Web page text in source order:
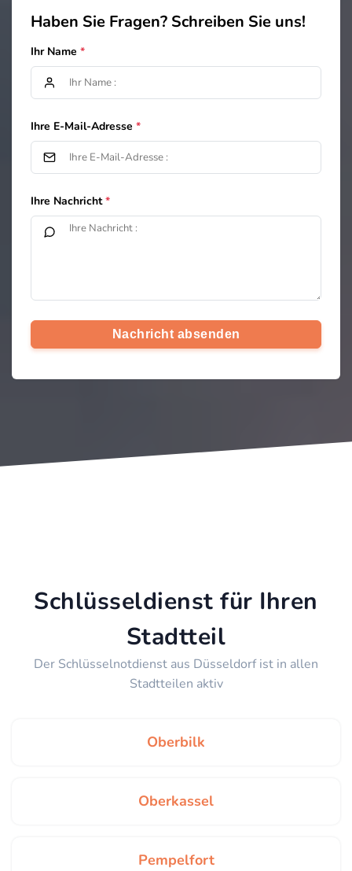
Haben Sie Fragen? Schreiben Sie uns!
Ihr Name
Ihre E-Mail-Adresse
Ihre Nachricht
Nachricht absenden
Schlüsseldienst für Ihren
Stadtteil
Der Schlüsselnotdienst aus Düsseldorf ist in allen
Stadtteilen aktiv
Oberbilk
Oberkassel
Pempelfort